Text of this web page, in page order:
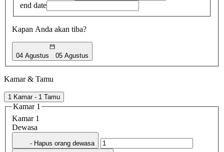
end date
Kapan Anda akan tiba?
04 Agustus 05 Agustus
Kamar & Tamu
1 Kamar - 1 Tamu
Kamar 1
Kamar 1
Dewasa
- Hapus orang dewasa